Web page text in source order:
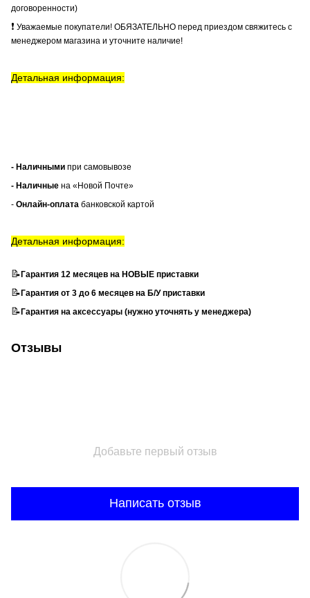
договоренности)
❗ Уважаемые покупатели! ОБЯЗАТЕЛЬНО перед приездом свяжитесь с
менеджером магазина и уточните наличие!
Детальная информация:
- Наличными при самовывозе
- Наличные на «Новой Почте»
- Онлайн-оплата банковской картой
Детальная информация:
📝Гарантия 12 месяцев на НОВЫЕ приставки
📝Гарантия от 3 до 6 месяцев на Б/У приставки
📝Гарантия на аксессуары (нужно уточнять у менеджера)
Отзывы
Добавьте первый отзыв
Написать отзыв